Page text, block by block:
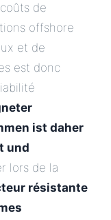
de
offshore
et de
est donc
ist daher
und
lors de la
résistante